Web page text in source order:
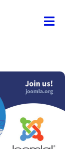
Toggle